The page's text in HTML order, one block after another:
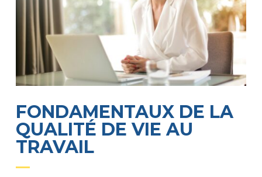
FONDAMENTAUX DE LA
QUALITÉ DE VIE AU
TRAVAIL